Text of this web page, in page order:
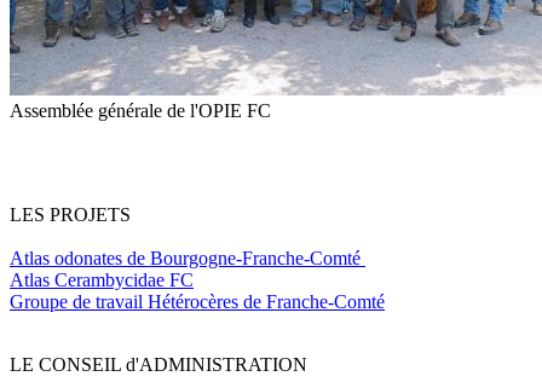
Assemblée générale de l'OPIE FC
LES PROJETS
Atlas odonates de Bourgogne-Franche-Comté
Atlas Cerambycidae FC
Groupe de travail Hétérocères de Franche-Comté
LE CONSEIL d'ADMINISTRATION